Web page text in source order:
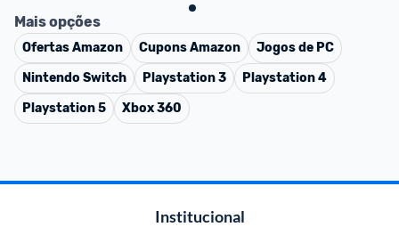
Mais opções
OfertasAmazon CuponsAmazon
Jogos de PC
Nintendo Switch
Playstation 3
Playstation 4
Playstation 5
Xbox 360
Institucional